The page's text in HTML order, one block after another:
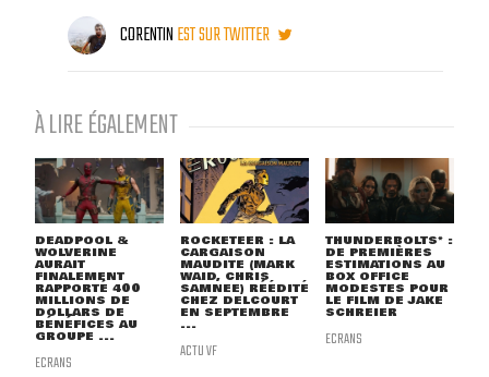
CORENTINEST SUR TWITTER
À LIRE ÉGALEMENT
DEADPOOL &
WOLVERINE
AURAIT
FINALEMENT
RAPPORTÉ 400
MILLIONS DE
DOLLARS DE
BÉNÉFICES AU
GROUPE ...
ECRANS
ROCKETEER : LA
CARGAISON
MAUDITE (MARK
WAID, CHRIS
SAMNEE) RÉÉDITÉ
CHEZ DELCOURT
EN SEPTEMBRE
...
ACTU VF
THUNDERBOLTS* :
DE PREMIÈRES
ESTIMATIONS AU
BOX OFFICE
MODESTES POUR
LE FILM DE JAKE
SCHREIER
ECRANS